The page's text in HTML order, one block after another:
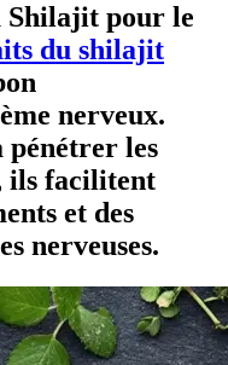
Shilajit pour le
du shilajit
nerveux.
pénétrer les
ils facilitent
et des
nerveuses.